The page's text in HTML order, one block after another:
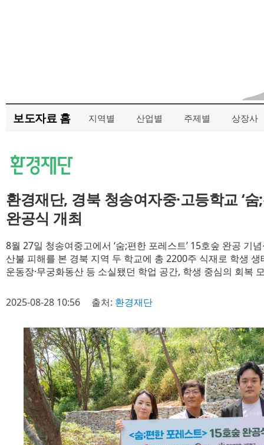
보도자료 홈 지역별 산업별 주제별 상장사
환경재단, 경북 청송여자중·고등학교 ‘
완공식 개최
8월 27일 청송여중고에서 ‘숨;편한 포레스트’ 15호숲 완공 기
산불 피해를 본 경북 지역 두 학교에 총 2200주 식재로 학생
운동장·무궁화동산 등 소실됐던 학업 공간, 학생 중심의 회복
2025-08-28 10:56 출처: 환경재단